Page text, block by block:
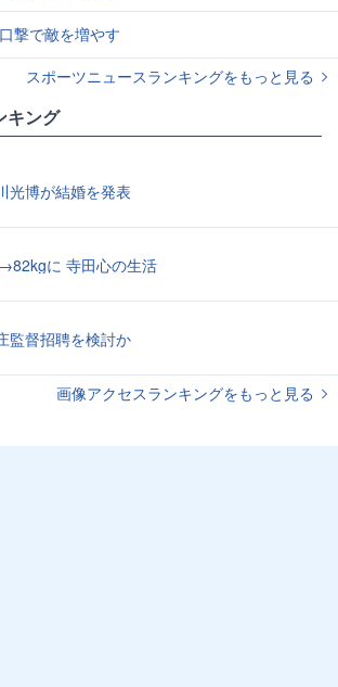
撃で敵を増やす
スポーツニュースランキングをもっと見る
キング
光博が結婚を発表
に 寺田心の生活
監督招聘を検討か
画像アクセスランキングをもっと見る